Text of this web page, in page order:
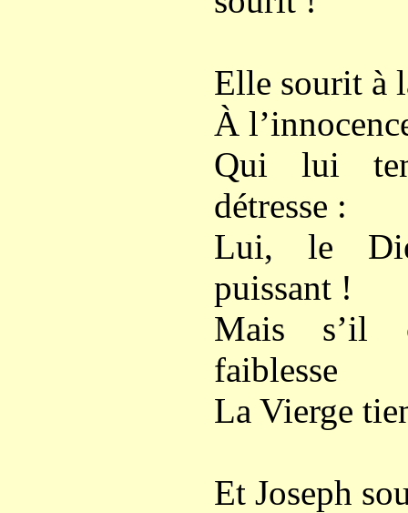
Elle sourit à
À
Qui lui
détresse :
Lui, le
puissant !
Mais s’il
faiblesse
La Vierge
Et Joseph